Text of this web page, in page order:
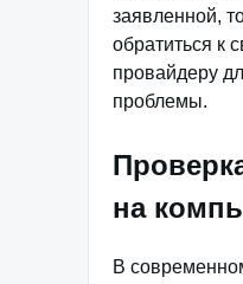
заявленной,
обратиться к
провайдеру
проблемы.
на
В